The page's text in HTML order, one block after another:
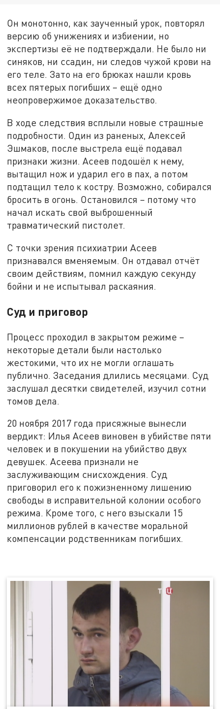
Он монотонно, как заученный урок, повторял
версию об унижениях и избиении, но
экспертизы её не подтверждали. Не было ни
синяков, ни ссадин, ни следов чужой крови на
его теле. Зато на его брюках нашли кровь
всех пятерых погибших – ещё одно
неопровержимое доказательство.
В ходе следствия всплыли новые страшные
подробности. Один из раненых, Алексей
Эшмаков, после выстрела ещё подавал
признаки жизни. Асеев подошёл к нему,
вытащил нож и ударил его в пах, а потом
подтащил тело к костру. Возможно, собирался
бросить в огонь. Остановился – потому что
начал искать свой выброшенный
травматический пистолет.
С точки зрения психиатрии Асеев
признавался вменяемым. Он отдавал отчёт
своим действиям, помнил каждую секунду
бойни и не испытывал раскаяния.
Суд и приговор
Процесс проходил в закрытом режиме –
некоторые детали были настолько
жестокими, что их не могли оглашать
публично. Заседания длились месяцами. Суд
заслушал десятки свидетелей, изучил сотни
томов дела.
20 ноября 2017 года присяжные вынесли
вердикт: Илья Асеев виновен в убийстве пяти
человек и в покушении на убийство двух
девушек. Асеева признали не
заслуживающим снисхождения. Суд
приговорил его к пожизненному лишению
свободы в исправительной колонии особого
режима. Кроме того, с него взыскали 15
миллионов рублей в качестве моральной
компенсации родственникам погибших.